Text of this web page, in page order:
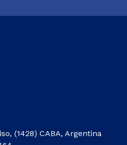
(1428) CABA, Argentina